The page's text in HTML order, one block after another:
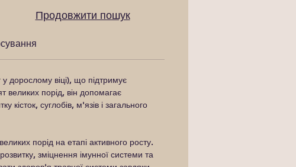
дорослому віці), що підтримує
великих порід, він допомагає
суглобів, м'язів і загального
порід на етапі активного росту.
зміцнення імунної системи та
Продовжити пошук